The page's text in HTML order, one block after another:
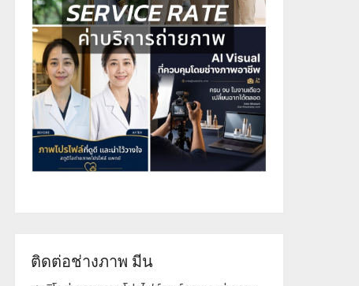
ติดต่อช่างภาพ มีน